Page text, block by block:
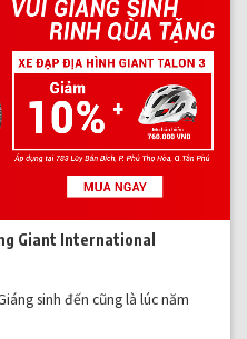
Giant International
sinh đến cũng là lúc năm